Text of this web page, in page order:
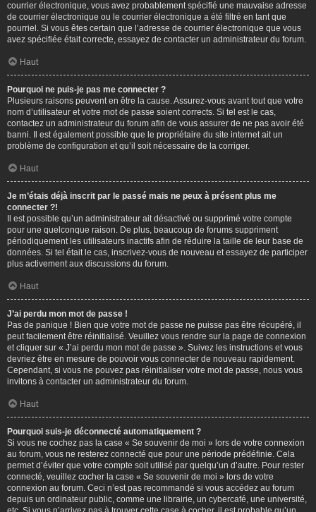
courrier électronique, vous avez probablement spécifié une mauvaise adresse
de courrier électronique ou le courrier électronique a été filtré en tant que
pourriel. Si vous êtes certain que l’adresse de courrier électronique que vous
avez spécifiée était correcte, essayez de contacter un administrateur du forum.
Haut
Pourquoi ne puis-je pas me connecter ?
Plusieurs raisons peuvent en être la cause. Assurez-vous avant tout que votre
nom d’utilisateur et votre mot de passe soient corrects. Si tel est le cas,
contactez un administrateur du forum afin de vous assurer de ne pas avoir été
banni. Il est également possible que le propriétaire du site internet ait un
problème de configuration et qu’il soit nécessaire de la corriger.
Haut
Je m’étais déjà inscrit par le passé mais ne peux à présent plus me
connecter ?!
Il est possible qu’un administrateur ait désactivé ou supprimé votre compte
pour une quelconque raison. De plus, beaucoup de forums suppriment
périodiquement les utilisateurs inactifs afin de réduire la taille de leur base de
données. Si tel était le cas, inscrivez-vous de nouveau et essayez de participer
plus activement aux discussions du forum.
Haut
J’ai perdu mon mot de passe !
Pas de panique ! Bien que votre mot de passe ne puisse pas être récupéré, il
peut facilement être réinitialisé. Veuillez vous rendre sur la page de connexion
et cliquer sur « J’ai perdu mon mot de passe ». Suivez les instructions et vous
devriez être en mesure de pouvoir vous connecter de nouveau rapidement.
Cependant, si vous ne pouvez pas réinitialiser votre mot de passe, nous vous
invitons à contacter un administrateur du forum.
Haut
Pourquoi suis-je déconnecté automatiquement ?
Si vous ne cochez pas la case « Se souvenir de moi » lors de votre connexion
au forum, vous ne resterez connecté que pour une période prédéfinie. Cela
permet d’éviter que votre compte soit utilisé par quelqu’un d’autre. Pour rester
connecté, veuillez cocher la case « Se souvenir de moi » lors de votre
connexion au forum. Ceci n’est pas recommandé si vous accédez au forum
depuis un ordinateur public, comme une librairie, un cybercafé, une université,